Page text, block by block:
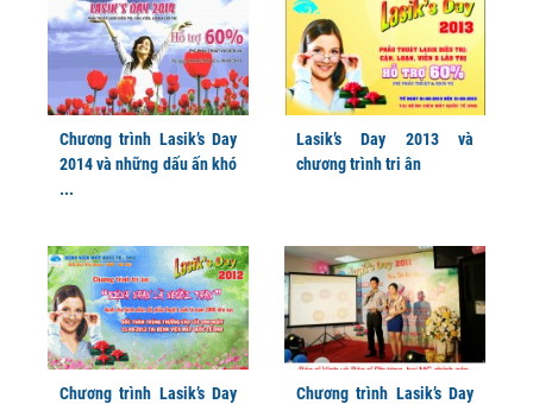
Chương trình Lasik’s Day
2014 và những dấu ấn khó
...
Lasik’s Day 2013 và
chương trình tri ân
Chương trình Lasik’s Day
Chương trình Lasik’s Day